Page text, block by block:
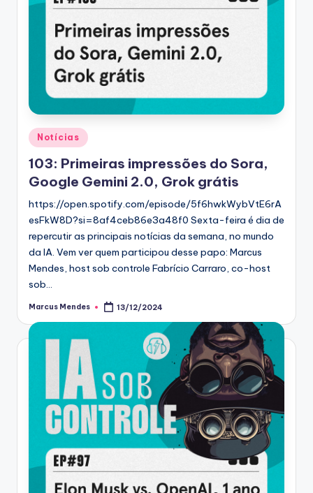
Posted
in
Notícias
103: Primeiras impressões do Sora,
Google Gemini 2.0, Grok grátis
https://open.spotify.com/episode/5f6hwkWybVtE6rA
esFkW8D?si=8af4ceb86e3a48f0 Sexta-feira é dia de
repercutir as principais notícias da semana, no mundo
da IA. Vem ver quem participou desse papo: Marcus
Mendes, host sob controle Fabrício Carraro, co-host
sob…
Posted
Marcus Mendes 13/12/2024